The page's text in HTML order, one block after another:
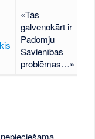
«Tās
galvenokārt ir
Padomju
Savienības
problēmas…»